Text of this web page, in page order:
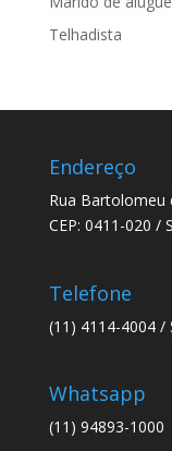
Telhadista
Endereço
Rua Bartolomeu
CEP: 0411-020 /
Telefone
(11) 4114-4004 /
Whatsapp
(11) 94893-1000